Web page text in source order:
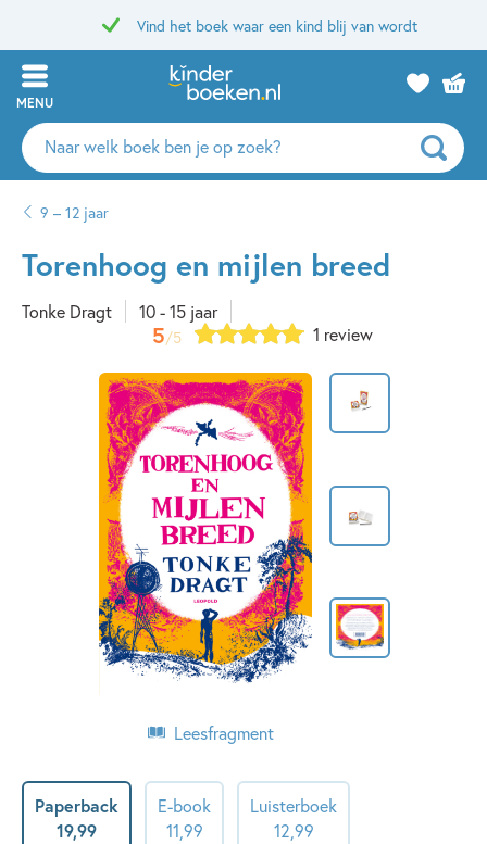
Vind het boek waar een kind blij van wordt
MENU
Zoeken
naar
auteurs
uitgevers
9 – 12 jaar
Torenhoog en mijlen breed
Tonke Dragt 10 - 15 jaar
5/5 1 review
Leesfragment
Paperback
19,99
E-book
11,99
Luisterboek
12,99